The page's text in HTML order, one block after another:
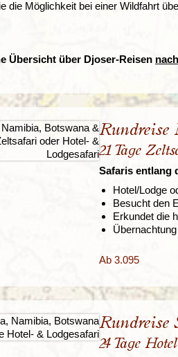
die Möglichkeit bei einer Wildfahrt
Übersicht über Djoser-Reisen
Rundreise
21 Tage
Safaris entlang
Hotel/Lodge
Besucht den
Erkundet die
Ab 3.095
Rundreise
24 Tage